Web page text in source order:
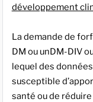
développement
La demande de
DM ou unDM-DIV
lequel des
susceptible
santé ou de